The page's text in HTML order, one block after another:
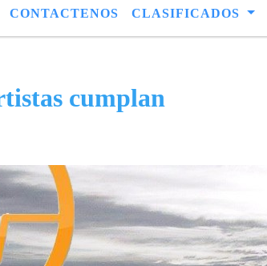
CONTACTENOS CLASIFICADOS
cumplan